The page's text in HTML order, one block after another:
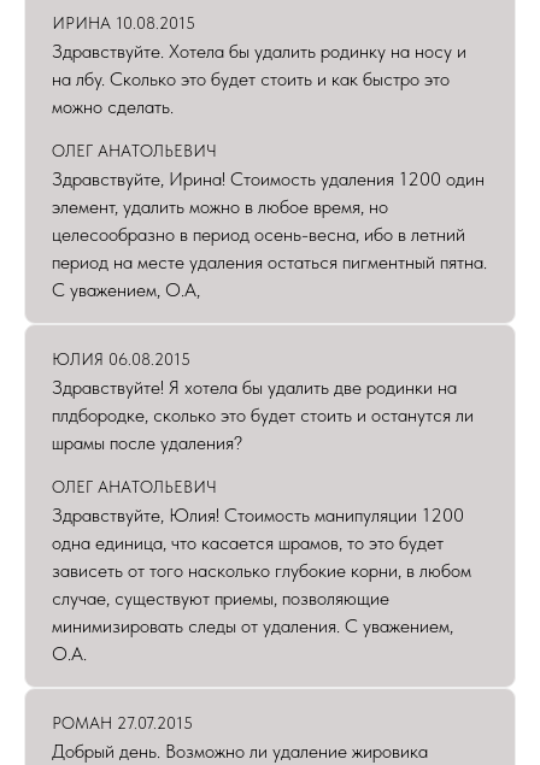
ИРИНА 10.08.2015
Здравствуйте. Хотела бы удалить родинку на носу и
на лбу. Сколько это будет стоить и как быстро это
можно сделать.
ОЛЕГ АНАТОЛЬЕВИЧ
Здравствуйте, Ирина! Стоимость удаления 1200 один
элемент, удалить можно в любое время, но
целесообразно в период осень-весна, ибо в летний
период на месте удаления остаться пигментный пятна.
С уважением, О.А,
ЮЛИЯ 06.08.2015
Здравствуйте! Я хотела бы удалить две родинки на
плдбородке, сколько это будет стоить и останутся ли
шрамы после удаления?
ОЛЕГ АНАТОЛЬЕВИЧ
Здравствуйте, Юлия! Стоимость манипуляции 1200
одна единица, что касается шрамов, то это будет
зависеть от того насколько глубокие корни, в любом
случае, существуют приемы, позволяющие
минимизировать следы от удаления. С уважением,
О.А.
РОМАН 27.07.2015
Добрый день. Возможно ли удаление жировика